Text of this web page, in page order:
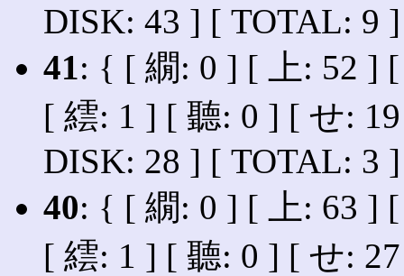
DISK: 43 ] [ TOTAL: 9 ]
41: { [ 繝: 0 ] [ 上: 52 ]
[ 繧: 1 ] [ 聽: 0 ] [ せ:
DISK: 28 ] [ TOTAL: 3 ]
40: { [ 繝: 0 ] [ 上: 63 ]
[ 繧: 1 ] [ 聽: 0 ] [ せ: